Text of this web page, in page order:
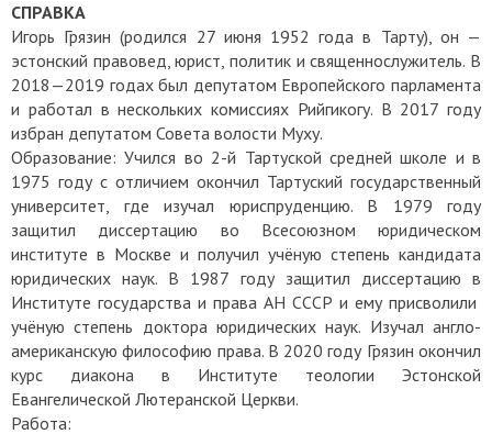
СПРАВКА
Игорь Грязин (родился 27 июня 1952 года в Тарту), он —
эстонский правовед, юрист, политик и священнослужитель. В
2018—2019 годах был депутатом Европейского парламента
и работал в нескольких комиссиях Рийгикогу. В 2017 году
избран депутатом Совета волости Муху.
Образование: Учился во 2-й Тартуской средней школе и в
1975 году с отличием окончил Тартуский государственный
университет, где изучал юриспруденцию. В 1979 году
защитил диссертацию во Всесоюзном юридическом
институте в Москве и получил учёную степень кандидата
юридических наук. В 1987 году защитил диссертацию в
Институте государства и права АН СССР и ему присволили
учёную степень доктора юридических наук. Изучал англо-
американскую философию права. В 2020 году Грязин окончил
курс диакона в Институте теологии Эстонской
Евангелической Лютеранской Церкви.
Работа: